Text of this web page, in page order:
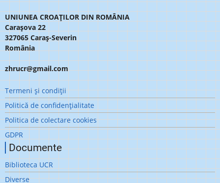
UNIUNEA CROAȚILOR DIN ROMÂNIA
Carașova 22
327065 Caraș-Severin
România
zhrucr@gmail.com
Meniu
subsol
Termeni şi condiţii
Politică de confidenţialitate
Politica de colectare cookies
GDPR
Documente
Biblioteca UCR
Diverse